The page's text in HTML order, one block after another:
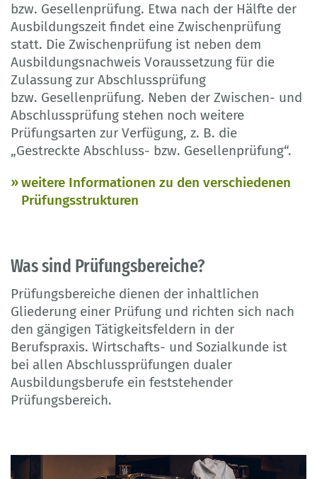
bzw. Gesellenprüfung. Etwa nach der Hälfte der
Ausbildungszeit findet eine Zwischenprüfung
statt. Die Zwischenprüfung ist neben dem
Ausbildungsnachweis Voraussetzung für die
Zulassung zur Abschlussprüfung
bzw. Gesellenprüfung. Neben der Zwischen- und
Abschlussprüfung stehen noch weitere
Prüfungsarten zur Verfügung, z. B. die
„Gestreckte Abschluss- bzw. Gesellenprüfung“.
weitere Informationen zu den verschiedenen
Prüfungsstrukturen
Was sind Prüfungsbereiche?
Prüfungsbereiche dienen der inhaltlichen
Gliederung einer Prüfung und richten sich nach
den gängigen Tätigkeitsfeldern in der
Berufspraxis. Wirtschafts- und Sozialkunde ist
bei allen Abschlussprüfungen dualer
Ausbildungsberufe ein feststehender
Prüfungsbereich.